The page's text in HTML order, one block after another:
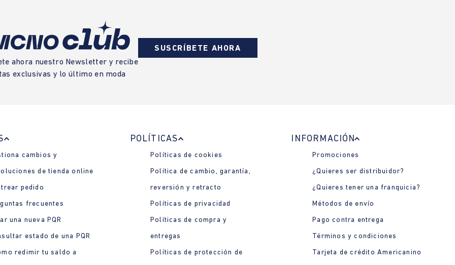
ahora nuestro Newsletter y recibe
exclusivas y lo último en moda
SUSCRÍBETE AHORA
cambios y
de tienda online
pedido
frecuentes
una nueva PQR
estado de una PQR
redimir tu saldo a
POLÍTICAS
Políticas de cookies
Política de cambio, garantía,
reversión y retracto
Políticas de privacidad
Políticas de compra y
entregas
Políticas de protección de
INFORMACIÓN
Promociones
¿Quieres ser distribuidor?
¿Quieres tener una franquicia?
Métodos de envío
Pago contra entrega
Términos y condiciones
Tarjeta de crédito Americanino